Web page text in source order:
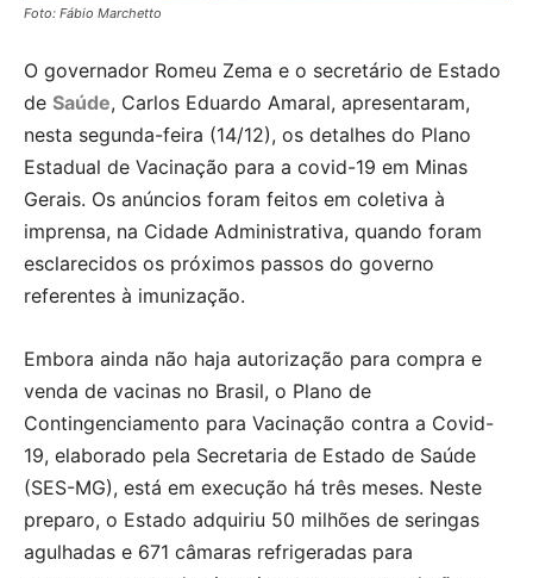
Foto: Fábio Marchetto
O governador Romeu Zema e o secretário de Estado
de Saúde, Carlos Eduardo Amaral, apresentaram,
nesta segunda-feira (14/12), os detalhes do Plano
Estadual de Vacinação para a covid-19 em Minas
Gerais. Os anúncios foram feitos em coletiva à
imprensa, na Cidade Administrativa, quando foram
esclarecidos os próximos passos do governo
referentes à imunização.
Embora ainda não haja autorização para compra e
venda de vacinas no Brasil, o Plano de
Contingenciamento para Vacinação contra a Covid-
19, elaborado pela Secretaria de Estado de Saúde
(SES-MG), está em execução há três meses. Neste
preparo, o Estado adquiriu 50 milhões de seringas
agulhadas e 671 câmaras refrigeradas para